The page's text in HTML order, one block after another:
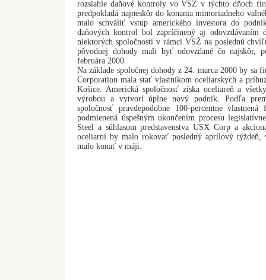
rozsiahle daňové kontroly vo VSŽ v týchto dňoch
predpokladá najneskôr do konania mimoriadneho
malo schváliť vstup amerického investora do
daňových kontrol bol zapríčinený aj odovzdávaním
niektorých spoločností v rámci VSŽ na poslednú
pôvodnej dohody mali byť odovzdané čo najskôr,
februára 2000.
Na základe spoločnej dohody z 24. marca 2000 by sa
Corporation mala stať vlastníkom oceliarskych a
Košice. Americká spoločnosť získa oceliareň a
výrobou a vytvorí úplne nový podnik. Podľa
spoločnosť pravdepodobne 100-percentne
podmienená úspešným ukončením procesu
Steel a súhlasom predstavenstva USX Corp a
oceliarní by malo rokovať posledný aprílový týždeň,
malo konať v máji.